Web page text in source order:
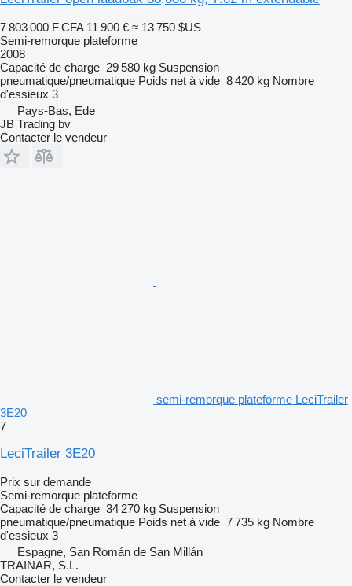
7 803 000 F CFA 11 900 € ≈ 13 750 $US
Semi-remorque plateforme
2008
Capacité de charge 29 580 kg Suspension
pneumatique/pneumatique Poids net à vide 8 420 kg Nombre
d'essieux 3
Pays-Bas, Ede
JB Trading bv
Contacter le vendeur
semi-remorque plateforme LeciTrailer
3E20
7
LeciTrailer 3E20
Prix sur demande
Semi-remorque plateforme
Capacité de charge 34 270 kg Suspension
pneumatique/pneumatique Poids net à vide 7 735 kg Nombre
d'essieux 3
Espagne, San Román de San Millán
TRAINAR, S.L.
Contacter le vendeur